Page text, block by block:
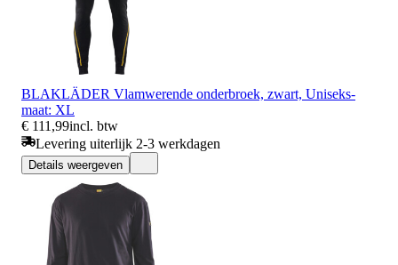
BLAKLÄDER Vlamwerende onderbroek, zwart, Uniseks-
maat: XL
€ 111,99incl. btw
Levering uiterlijk 2-3 werkdagen
Details weergeven